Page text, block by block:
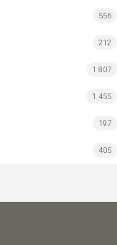
556
212
1 807
1 455
197
405